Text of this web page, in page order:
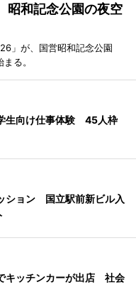
和記念公園の夜空
」が、国営昭和記念公園
る。
生向け仕事体験 45人枠
ション 国立駅前新ビル入
キッチンカーが出店 社会